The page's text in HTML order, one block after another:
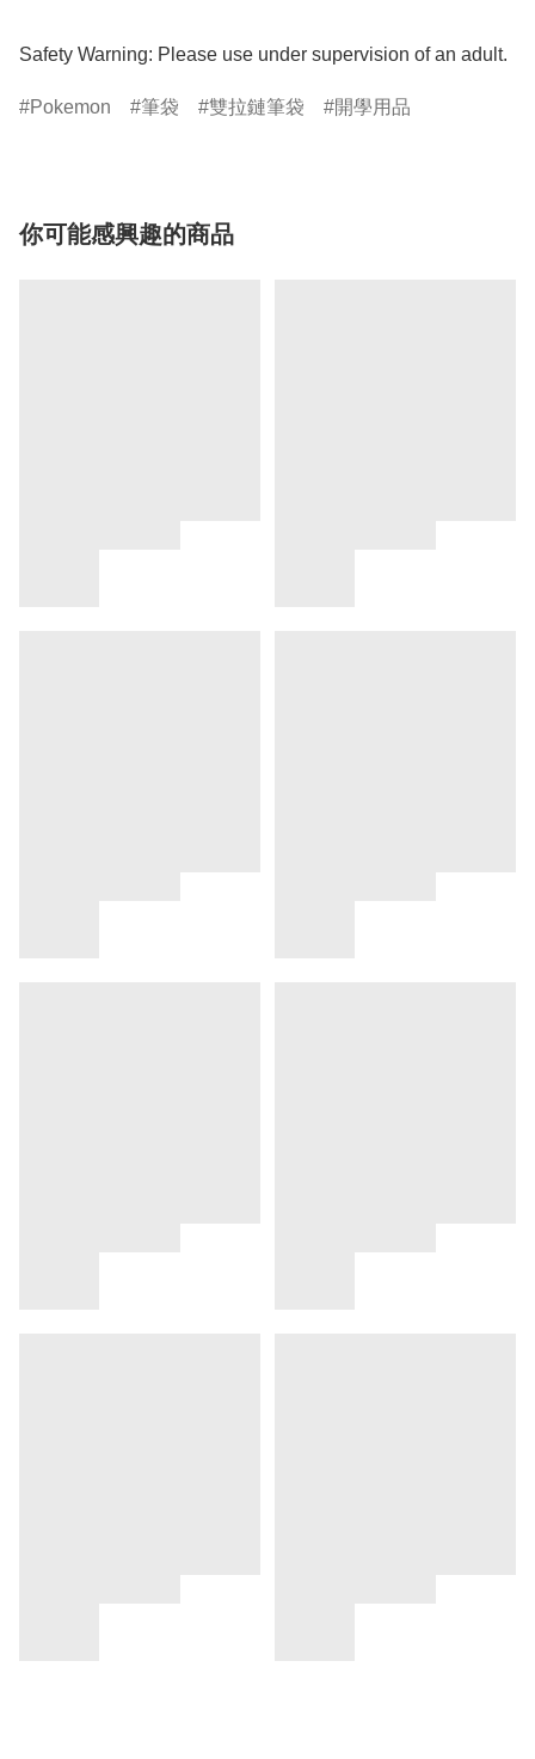
Safety Warning: Please use under supervision of an adult.
Pokemon 筆袋 雙拉鏈筆袋 開學用品
你可能感興趣的商品